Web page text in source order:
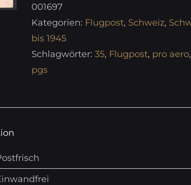
001697
Kategorien: Flugpost, Schweiz,
bis 1945
Schlagwörter: 35, Flugpost, pro aero,
pgs